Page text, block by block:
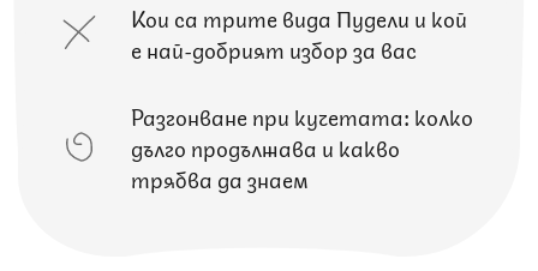
Кои са трите вида Пудели и кой
е най-добрият избор за вас
Разгонване при кучетата: колко
дълго продължава и какво
трябва да знаем